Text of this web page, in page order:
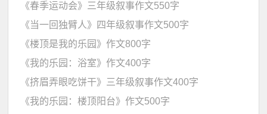
《春季运动会》三年级叙事作文550字
《当一回独臂人》四年级叙事作文500字
《楼顶是我的乐园》作文800字
《我的乐园：浴室》作文400字
《挤眉弄眼吃饼干》三年级叙事作文400字
《我的乐园：楼顶阳台》作文500字